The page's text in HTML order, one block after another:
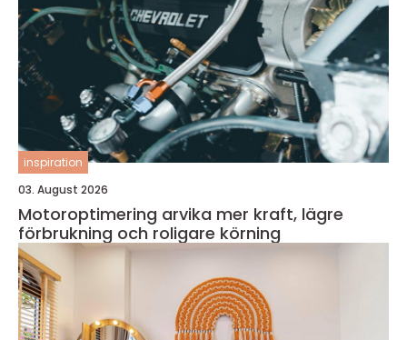
inspiration
03. August 2026
Motoroptimering arvika mer kraft, lägre
förbrukning och roligare körning